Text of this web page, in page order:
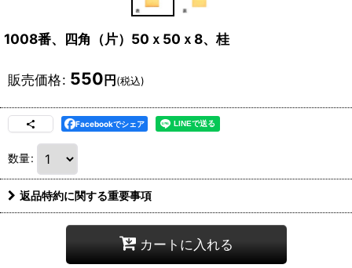
1008番、四角（片）50ｘ50ｘ8、桂
販売価格: 550円(税込)
Facebookでシェア
数量:
返品特約に関する重要事項
カートに入れる